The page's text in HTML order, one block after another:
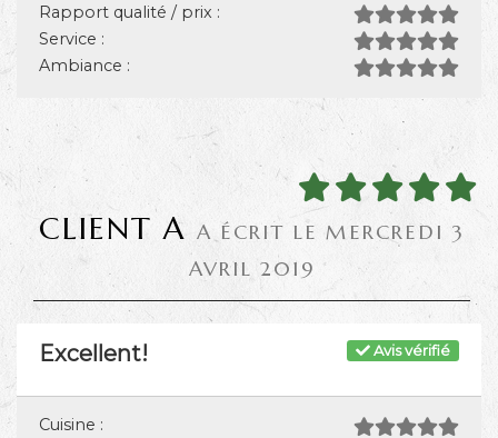
Rapport qualité / prix :
Service :
Ambiance :
CLIENT A A ÉCRIT LE MERCREDI 3
AVRIL 2019
Avis vérifié
Excellent!
Cuisine :